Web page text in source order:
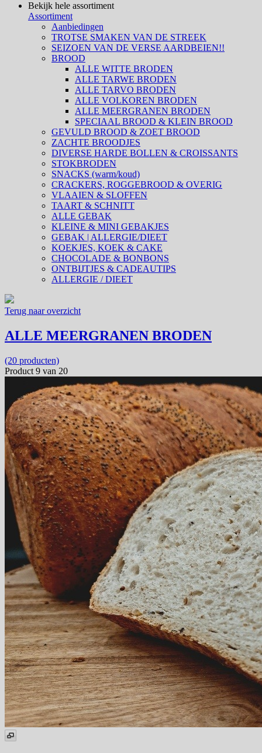
Bekijk hele assortiment
Assortiment
Aanbiedingen
TROTSE SMAKEN VAN DE STREEK
SEIZOEN VAN DE VERSE AARDBEIEN!!
BROOD
ALLE WITTE BRODEN
ALLE TARWE BRODEN
ALLE TARVO BRODEN
ALLE VOLKOREN BRODEN
ALLE MEERGRANEN BRODEN
SPECIAAL BROOD & KLEIN BROOD
GEVULD BROOD & ZOET BROOD
ZACHTE BROODJES
DIVERSE HARDE BOLLEN & CROISSANTS
STOKBRODEN
SNACKS (warm/koud)
CRACKERS, ROGGEBROOD & OVERIG
VLAAIEN & SLOFFEN
TAART & SCHNITT
ALLE GEBAK
KLEINE & MINI GEBAKJES
GEBAK | ALLERGIE/DIEET
KOEKJES, KOEK & CAKE
CHOCOLADE & BONBONS
ONTBIJTJES & CADEAUTIPS
ALLERGIE / DIEET
Terug naar overzicht
ALLE MEERGRANEN BRODEN
(20 producten)
Product 9 van 20